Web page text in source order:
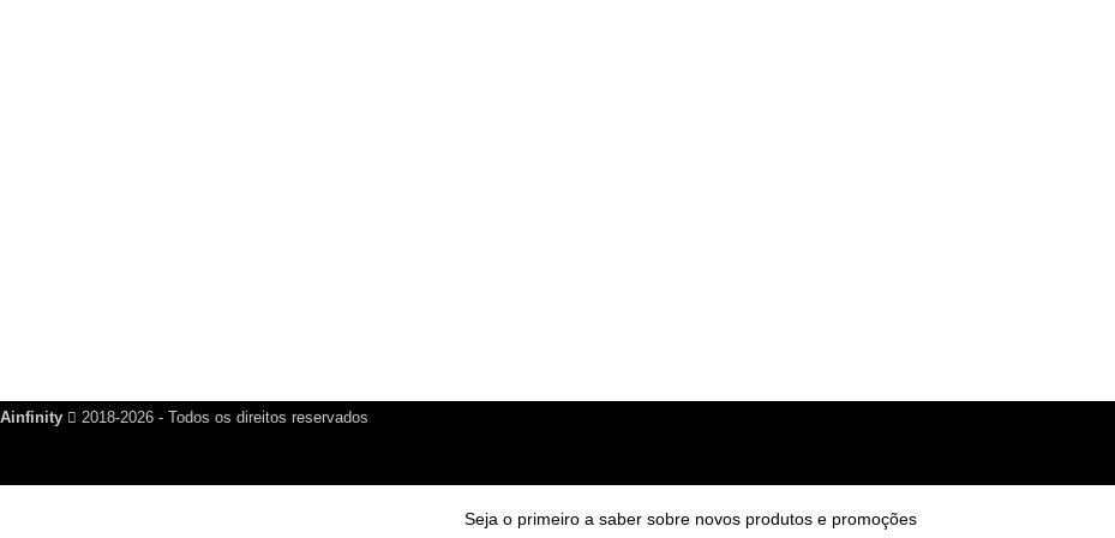
Ainfinity 2018-2026 - Todos os direitos reservados
Seja o primeiro a saber sobre novos produtos e promoções